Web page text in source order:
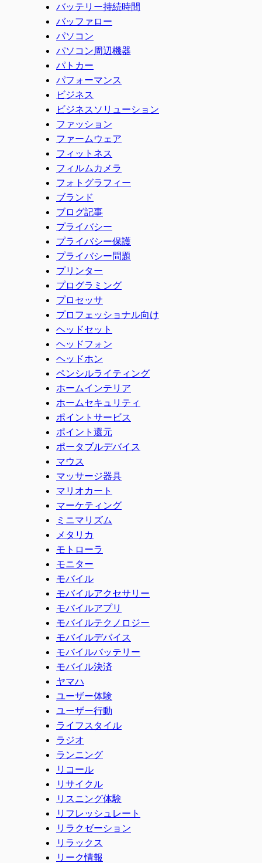
バッテリー持続時間
バッファロー
パソコン
パソコン周辺機器
パトカー
パフォーマンス
ビジネス
ビジネスソリューション
ファッション
ファームウェア
フィットネス
フィルムカメラ
フォトグラフィー
ブランド
ブログ記事
プライバシー
プライバシー保護
プライバシー問題
プリンター
プログラミング
プロセッサ
プロフェッショナル向け
ヘッドセット
ヘッドフォン
ヘッドホン
ペンシルライティング
ホームインテリア
ホームセキュリティ
ポイントサービス
ポイント還元
ポータブルデバイス
マウス
マッサージ器具
マリオカート
マーケティング
ミニマリズム
メタリカ
モトローラ
モニター
モバイル
モバイルアクセサリー
モバイルアプリ
モバイルテクノロジー
モバイルデバイス
モバイルバッテリー
モバイル決済
ヤマハ
ユーザー体験
ユーザー行動
ライフスタイル
ラジオ
ランニング
リコール
リサイクル
リスニング体験
リフレッシュレート
リラクゼーション
リラックス
リーク情報